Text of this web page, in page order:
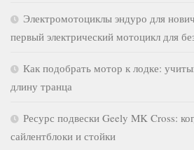
Электромотоциклы эндуро для
первый электрический мотоцикл для
Как подобрать мотор к лодке:
длину транца
Ресурс подвески Geely MK Cross:
сайлентблоки и стойки